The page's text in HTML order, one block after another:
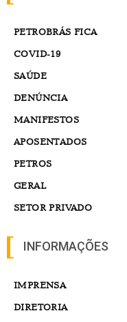
PETROBRÁS FICA
COVID-19
SAÚDE
DENÚNCIA
MANIFESTOS
APOSENTADOS
PETROS
GERAL
SETOR PRIVADO
INFORMAÇÕES
IMPRENSA
DIRETORIA